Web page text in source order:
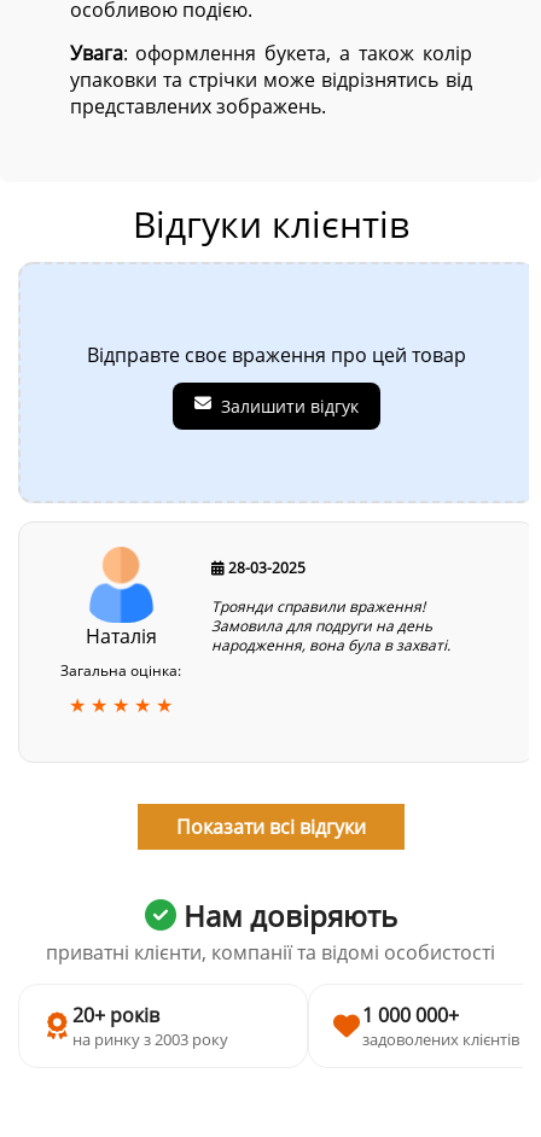
особливою подією.
Увага: оформлення букета, а також колір
упаковки та стрічки може відрізнятись від
представлених зображень.
Відгуки клієнтів
Відправте своє враження про цей товар
Залишити відгук
Наталія
Загальна оцінка:
★ ★ ★ ★ ★
28-03-2025
Троянди справили враження!
Замовила для подруги на день
народження, вона була в захваті.
Показати всі відгуки
Нам довіряють
приватні клієнти, компанії та відомі особистості
20+ років
на ринку з 2003 року
1 000 000+
задоволених клієнтів